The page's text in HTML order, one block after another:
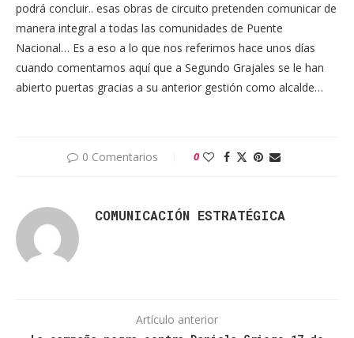
podrá concluir.. esas obras de circuito pretenden comunicar de
manera integral a todas las comunidades de Puente
Nacional… Es a eso a lo que nos referimos hace unos días
cuando comentamos aquí que a Segundo Grajales se le han
abierto puertas gracias a su anterior gestión como alcalde…
0 Comentarios 0
COMUNICACIÓN ESTRATÉGICA
Artículo anterior